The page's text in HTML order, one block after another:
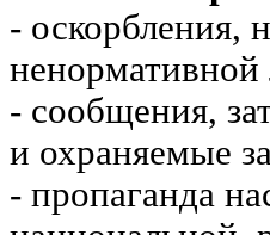
- оскорбления,
ненормативной
- сообщения,
и охраняемые
- пропаганда